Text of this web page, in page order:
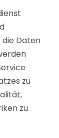
die Daten
zu
zu